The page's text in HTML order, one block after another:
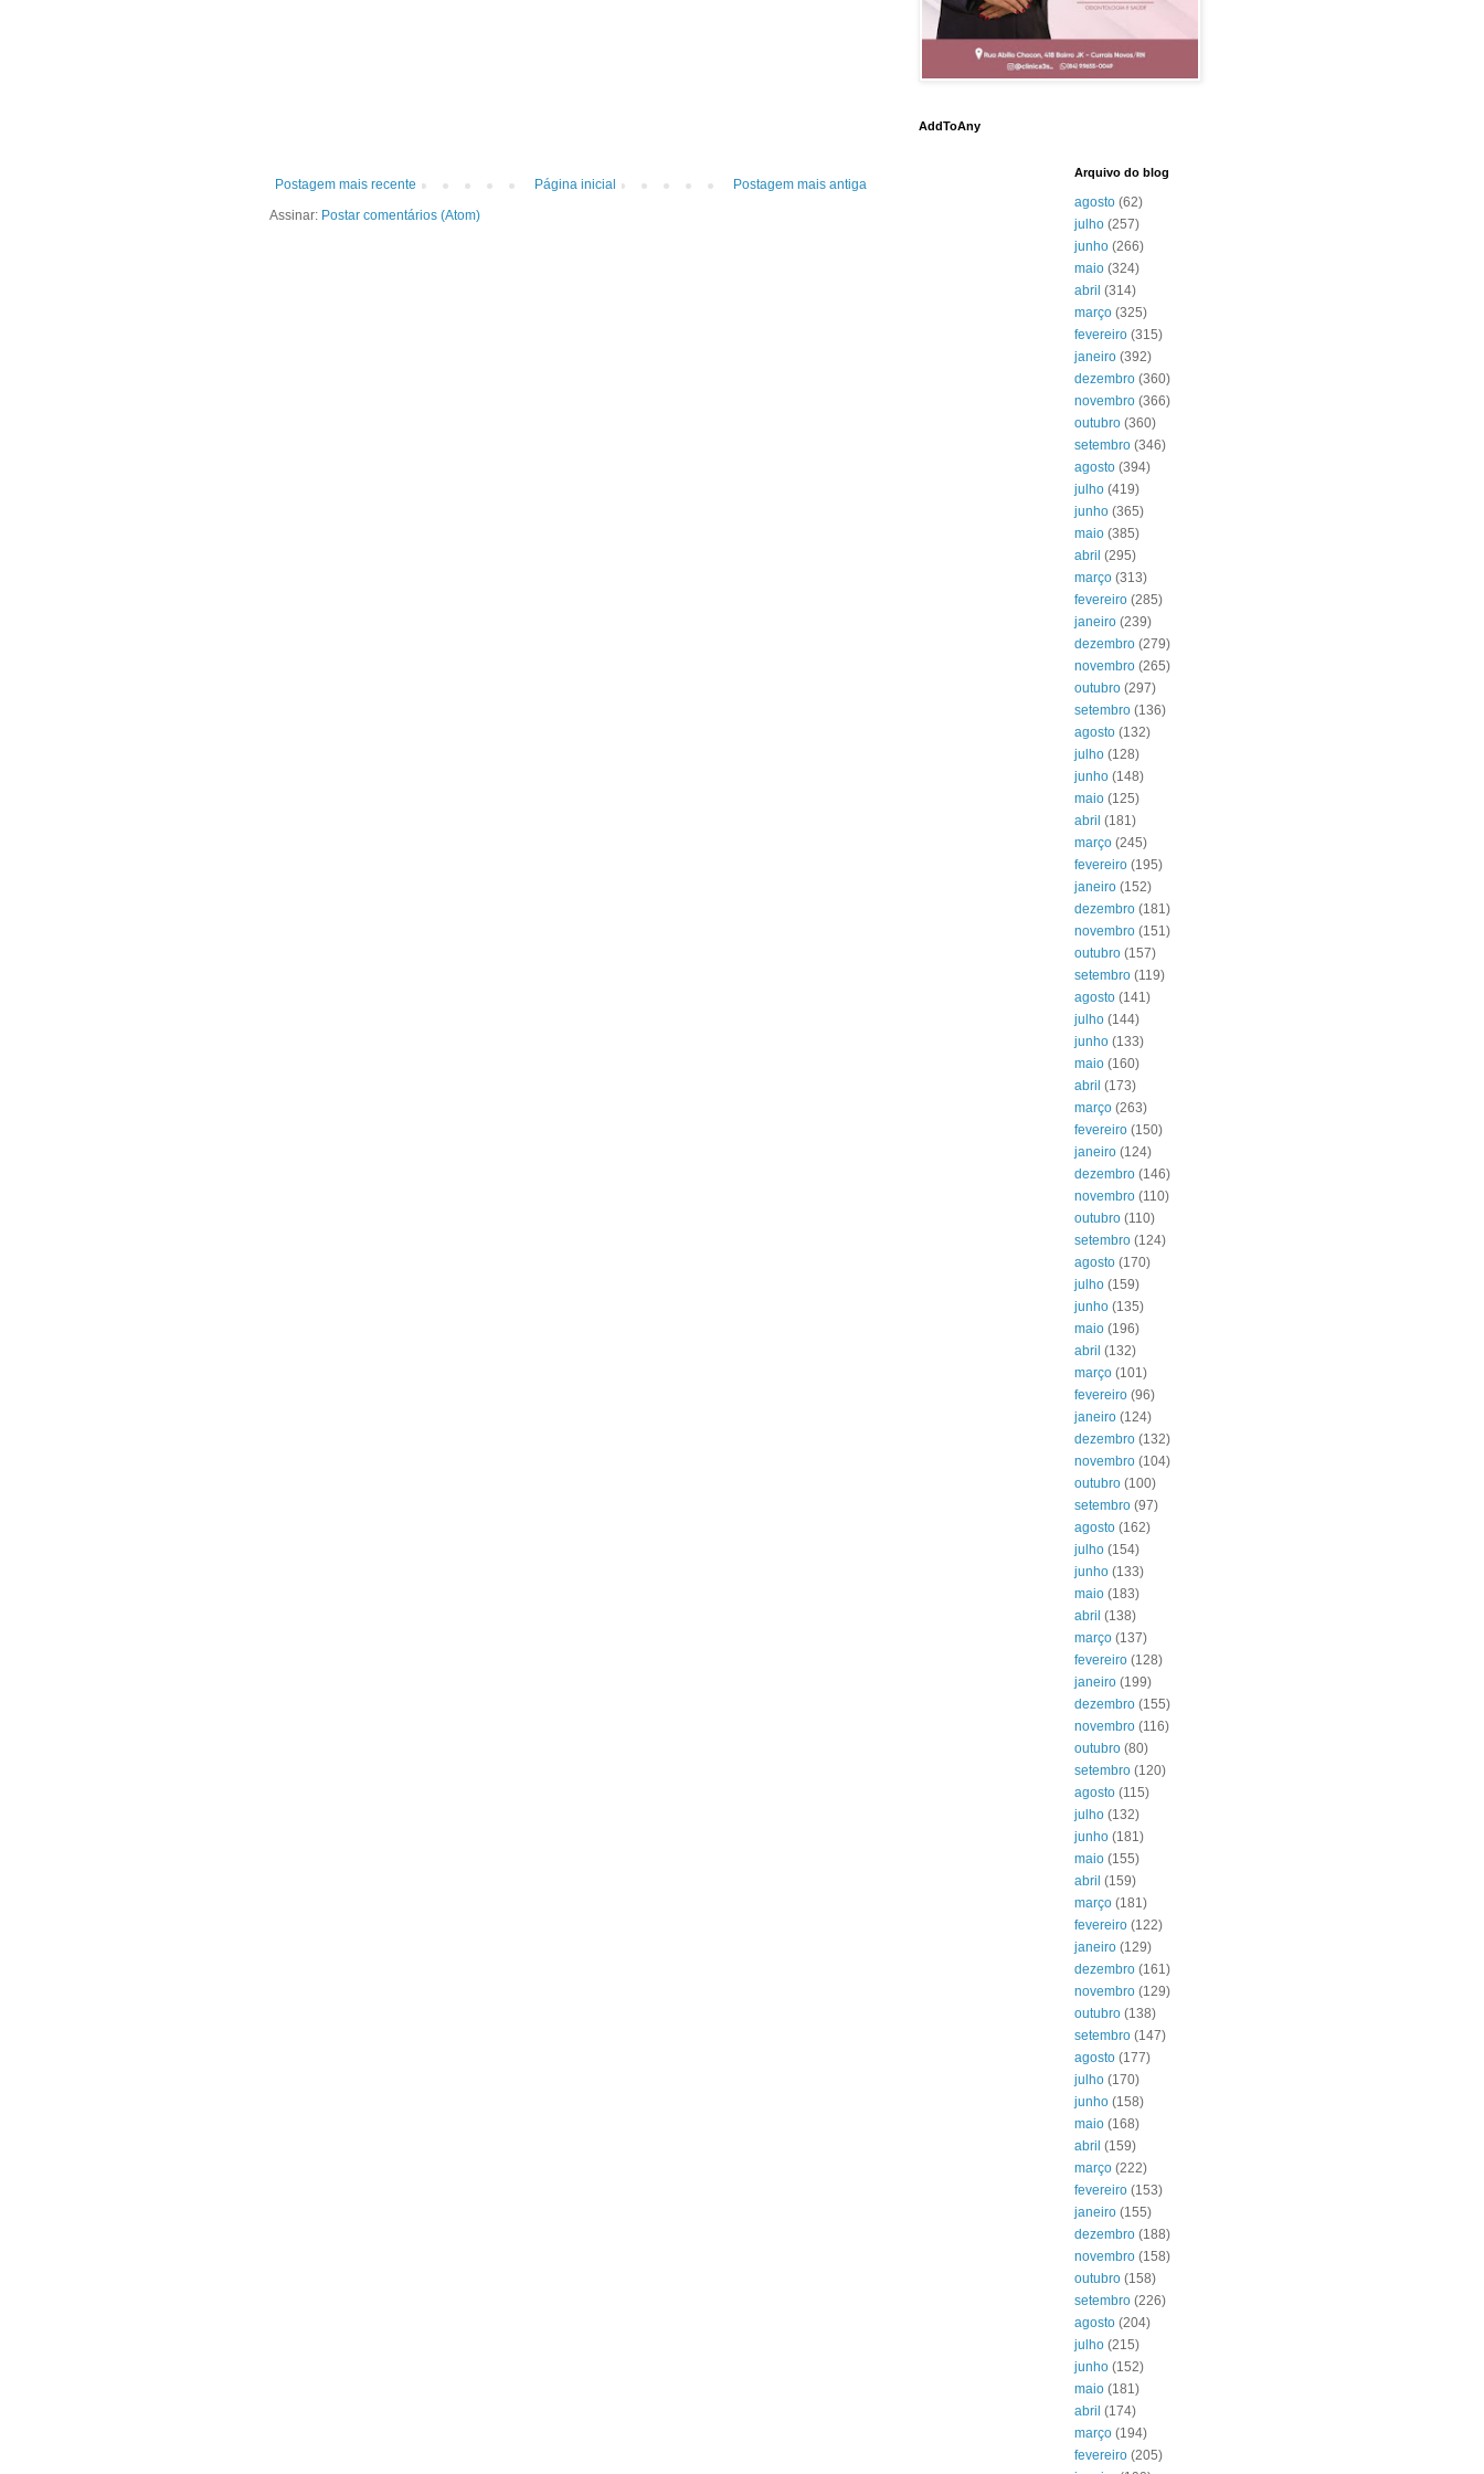
Postagem mais recente Postagem mais antiga
Página inicial
Assinar: Postar comentários (Atom)
AddToAny
Arquivo do blog
agosto (62)
julho (257)
junho (266)
maio (324)
abril (314)
março (325)
fevereiro (315)
janeiro (392)
dezembro (360)
novembro (366)
outubro (360)
setembro (346)
agosto (394)
julho (419)
junho (365)
maio (385)
abril (295)
março (313)
fevereiro (285)
janeiro (239)
dezembro (279)
novembro (265)
outubro (297)
setembro (136)
agosto (132)
julho (128)
junho (148)
maio (125)
abril (181)
março (245)
fevereiro (195)
janeiro (152)
dezembro (181)
novembro (151)
outubro (157)
setembro (119)
agosto (141)
julho (144)
junho (133)
maio (160)
abril (173)
março (263)
fevereiro (150)
janeiro (124)
dezembro (146)
novembro (110)
outubro (110)
setembro (124)
agosto (170)
julho (159)
junho (135)
maio (196)
abril (132)
março (101)
fevereiro (96)
janeiro (124)
dezembro (132)
novembro (104)
outubro (100)
setembro (97)
agosto (162)
julho (154)
junho (133)
maio (183)
abril (138)
março (137)
fevereiro (128)
janeiro (199)
dezembro (155)
novembro (116)
outubro (80)
setembro (120)
agosto (115)
julho (132)
junho (181)
maio (155)
abril (159)
março (181)
fevereiro (122)
janeiro (129)
dezembro (161)
novembro (129)
outubro (138)
setembro (147)
agosto (177)
julho (170)
junho (158)
maio (168)
abril (159)
março (222)
fevereiro (153)
janeiro (155)
dezembro (188)
novembro (158)
outubro (158)
setembro (226)
agosto (204)
julho (215)
junho (152)
maio (181)
abril (174)
março (194)
fevereiro (205)